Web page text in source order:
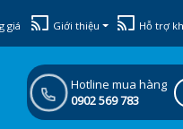
giá Giới thiệu Hỗ trợ
Hotline mua hàng
0902 569 783